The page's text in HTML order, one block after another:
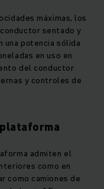
máximas, los
sentado y
potencia sólida
en uso en
del conductor
y controles de
admiten el
como en
como camiones de